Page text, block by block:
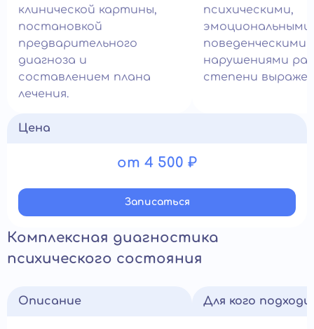
клинической картины,
постановкой
предварительного
диагноза и
составлением плана
лечения.
психическими,
эмоциональными
поведенческими
нарушениями
степени
Цена
от 4 500 ₽
Записатьcя
Комплексная диагностика
психического состояния
Описание Для кого